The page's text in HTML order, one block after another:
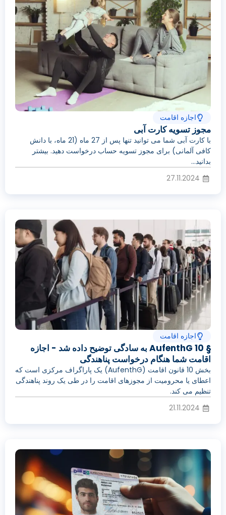
اجازه اقامت
مجوز تسویه کارت آبی
با کارت آبی شما می توانید تنها پس از 27 ماه (21 ماه، با دانش
کافی آلمانی) برای مجوز تسویه حساب درخواست دهید. بیشتر
بدانید...
27.11.2024
اجازه اقامت
§ 10 AufenthG به سادگی توضیح داده شد - اجازه
اقامت شما هنگام درخواست پناهندگی
بخش 10 قانون اقامت (AufenthG) یک پاراگراف مرکزی است که
اعطای یا محرومیت از مجوزهای اقامت را در طی یک روند پناهندگی
تنظیم می کند.
21.11.2024